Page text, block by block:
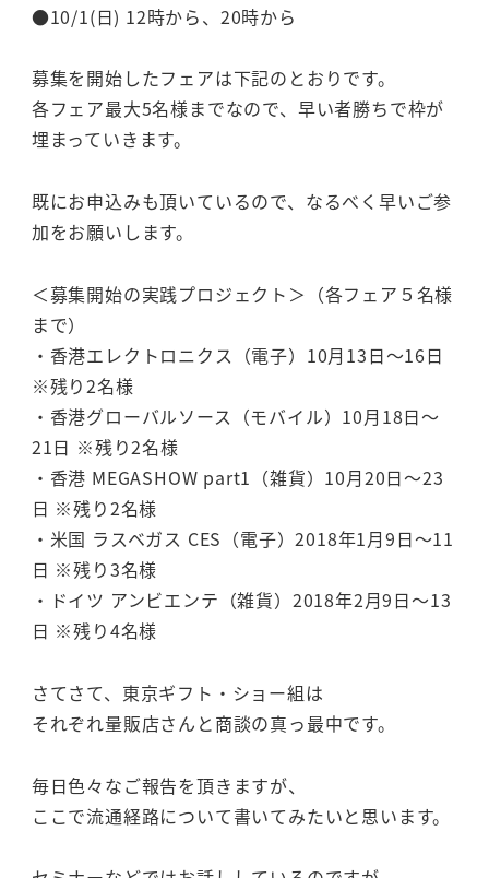
●10/1(日) 12時から、20時から
募集を開始したフェアは下記のとおりです。
各フェア最大5名様までなので、早い者勝ちで枠が
埋まっていきます。
既にお申込みも頂いているので、なるべく早いご参
加をお願いします。
＜募集開始の実践プロジェクト＞（各フェア５名様
まで）
・香港エレクトロニクス（電子）10月13日～16日
※残り2名様
・香港グローバルソース（モバイル）10月18日～
21日 ※残り2名様
・香港 MEGASHOW part1（雑貨）10月20日～23
日 ※残り2名様
・米国 ラスベガス CES（電子）2018年1月9日～11
日 ※残り3名様
・ドイツ アンビエンテ（雑貨）2018年2月9日～13
日 ※残り4名様
さてさて、東京ギフト・ショー組は
それぞれ量販店さんと商談の真っ最中です。
毎日色々なご報告を頂きますが、
ここで流通経路について書いてみたいと思います。